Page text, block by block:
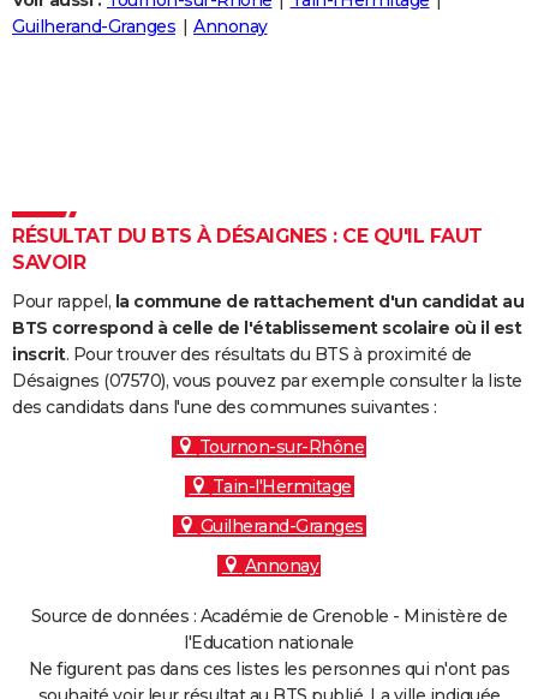
Destinations
City break
Voyage nature
Voyage de noces
Forum
Climat
+
PHOTO
Carte de Noël
Carte Bonne année
Carte Saint-Valentin
Carte Pâques
Carte d'anniversaire
DICTIONNAIRE
Dictionnaire
Biographies
Citations
Expressions
Proverbes
PROGRAMME TV
COPAINS D'AVANT
S'inscrire
Se connecter
Lycées
Collèges
Primaires
Universités
Entreprises
Service militaire
Avis de recherche
AVIS DE DÉCÈS
FORUM
Guilherand-Granges
Annonay
RÉSULTAT DU BTS À DÉSAIGNES : CE QU'IL FAUT
SAVOIR
Pour rappel, la commune de rattachement d'un candidat au
BTS correspond à celle de l'établissement scolaire où il est
inscrit. Pour trouver des résultats du BTS à proximité de
Désaignes (07570), vous pouvez par exemple consulter la liste
des candidats dans l'une des communes suivantes :
Tournon-sur-Rhône
Tain-l'Hermitage
Guilherand-Granges
Annonay
Source de données : Académie de Grenoble - Ministère de
l'Education nationale
Ne figurent pas dans ces listes les personnes qui n'ont pas